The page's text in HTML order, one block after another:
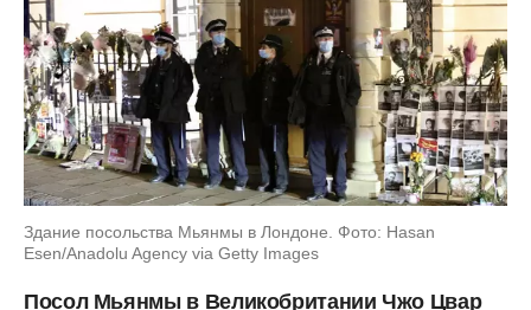
Здание посольства Мьянмы в Лондоне. Фото: Hasan
Esen/Anadolu Agency via Getty Images
Посол Мьянмы в Великобритании Чжо Цвар